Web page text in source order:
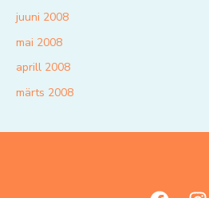
juuni 2008
mai 2008
aprill 2008
märts 2008